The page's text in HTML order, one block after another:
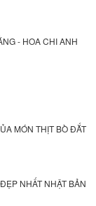
- HOA CHI ANH
MÓN THỊT BÒ ĐẮT
NHẤT NHẬT BẢN